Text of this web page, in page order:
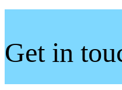
Get in